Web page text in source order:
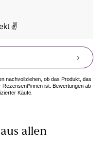
✌️
nachvollziehen, ob das Produkt, das
ist. Bewertungen ab
Käufe.
allen